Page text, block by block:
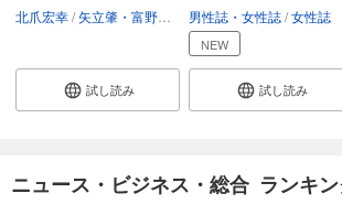
あらすじを表示する
週刊東洋経済 2025/12/27・2026/
880円 (税込)
あらすじを表示する
北爪宏幸 矢立肇・富野由悠季
試し読み
男性誌・女性誌 女性誌
NEW
試し読み
ニュース・ビジネス・総合 ランキ